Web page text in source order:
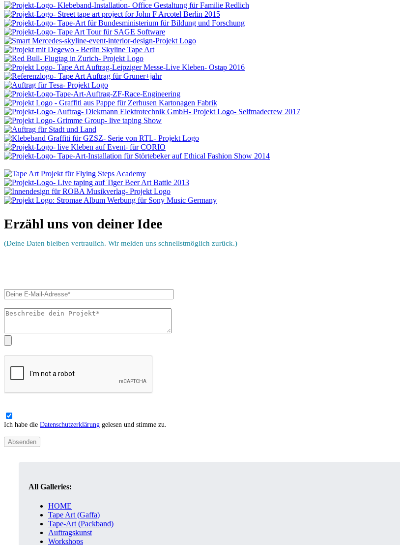
Erzähl uns von deiner Idee
(Deine Daten bleiben vertraulich. Wir melden uns schnellstmöglich zurück.)
Ich habe die Datenschutzerklärung gelesen und stimme zu.
All Galleries:
HOME
Tape Art (Gaffa)
Tape-Art (Packband)
Auftragskunst
Workshops